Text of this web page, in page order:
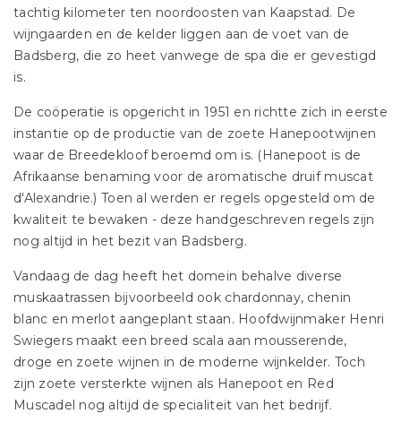
tachtig kilometer ten noordoosten van Kaapstad. De
wijngaarden en de kelder liggen aan de voet van de
Badsberg, die zo heet vanwege de spa die er gevestigd
is.
De coöperatie is opgericht in 1951 en richtte zich in eerste
instantie op de productie van de zoete Hanepootwijnen
waar de Breedekloof beroemd om is. (Hanepoot is de
Afrikaanse benaming voor de aromatische druif muscat
d'Alexandrie.) Toen al werden er regels opgesteld om de
kwaliteit te bewaken - deze handgeschreven regels zijn
nog altijd in het bezit van Badsberg.
Vandaag de dag heeft het domein behalve diverse
muskaatrassen bijvoorbeeld ook chardonnay, chenin
blanc en merlot aangeplant staan. Hoofdwijnmaker Henri
Swiegers maakt een breed scala aan mousserende,
droge en zoete wijnen in de moderne wijnkelder. Toch
zijn zoete versterkte wijnen als Hanepoot en Red
Muscadel nog altijd de specialiteit van het bedrijf.